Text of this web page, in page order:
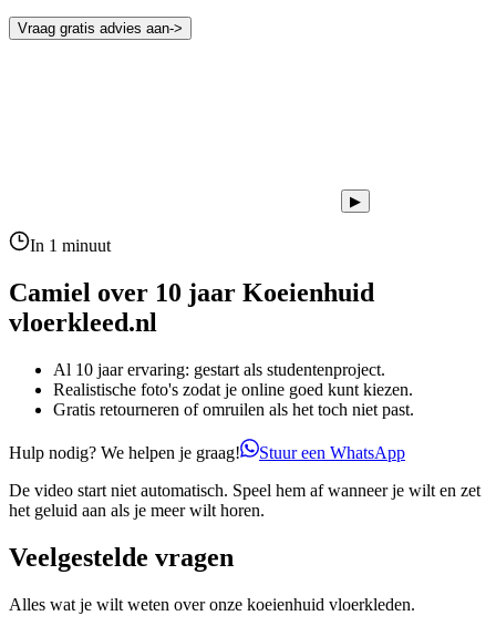
Vraag gratis advies aan->
▶
In 1 minuut
Camiel over 10 jaar Koeienhuid
vloerkleed.nl
Al 10 jaar ervaring: gestart als studentenproject.
Realistische foto's zodat je online goed kunt kiezen.
Gratis retourneren of omruilen als het toch niet past.
Hulp nodig? We helpen je graag!
Stuur een WhatsApp
De video start niet automatisch. Speel hem af wanneer je wilt en zet
het geluid aan als je meer wilt horen.
Veelgestelde vragen
Alles wat je wilt weten over onze koeienhuid vloerkleden.